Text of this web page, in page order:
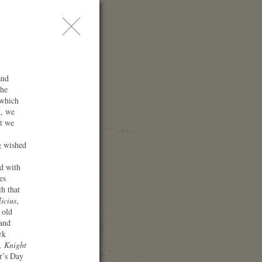
we
we
wished
with
that
,
old
Knight
Day
ス
/ Kultur- und
(KKL)
1
Luzern